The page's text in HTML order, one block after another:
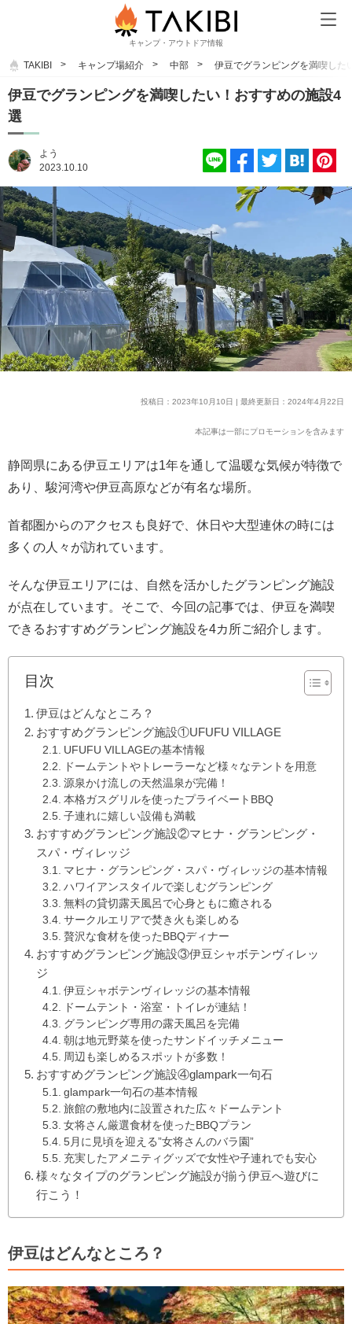
キャンプ・アウトドア情報
TAKIBI キャンプ場紹介 中部 伊豆でグランピングを満喫した
伊豆でグランピングを満喫したい！おすすめの施設4
選
よう
2023.10.10
投稿日：2023年10月10日 | 最終更新日：2024年4月22日
本記事は一部にプロモーションを含みます
静岡県にある伊豆エリアは1年を通して温暖な気候が特徴で
あり、駿河湾や伊豆高原などが有名な場所。
首都圏からのアクセスも良好で、休日や大型連休の時には
多くの人々が訪れています。
そんな伊豆エリアには、自然を活かしたグランピング施設
が点在しています。そこで、今回の記事では、伊豆を満喫
できるおすすめグランピング施設を4カ所ご紹介します。
目次
伊豆はどんなところ？
おすすめグランピング施設①UFUFU VILLAGE
UFUFU VILLAGEの基本情報
ドームテントやトレーラーなど様々なテントを用意
源泉かけ流しの天然温泉が完備！
本格ガスグリルを使ったプライベートBBQ
子連れに嬉しい設備も満載
おすすめグランピング施設②マヒナ・グランピング・
スパ・ヴィレッジ
マヒナ・グランピング・スパ・ヴィレッジの基本情報
ハワイアンスタイルで楽しむグランピング
無料の貸切露天風呂で心身ともに癒される
サークルエリアで焚き火も楽しめる
贅沢な食材を使ったBBQディナー
おすすめグランピング施設③伊豆シャボテンヴィレッ
ジ
伊豆シャボテンヴィレッジの基本情報
ドームテント・浴室・トイレが連結！
グランピング専用の露天風呂を完備
朝は地元野菜を使ったサンドイッチメニュー
周辺も楽しめるスポットが多数！
おすすめグランピング施設④glampark一句石
glampark一句石の基本情報
旅館の敷地内に設置された広々ドームテント
女将さん厳選食材を使ったBBQプラン
5月に見頃を迎える”女将さんのバラ園”
充実したアメニティグッズで女性や子連れでも安心
様々なタイプのグランピング施設が揃う伊豆へ遊びに
行こう！
伊豆はどんなところ？